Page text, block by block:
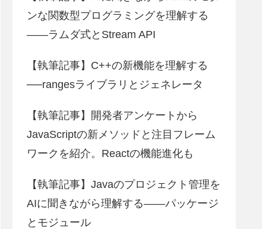
ンな関数型プログラミングを理解する
――ラムダ式とStream API
【執筆記事】C++の新機能を理解する
──rangesライブラリとジェネレータ
【執筆記事】開発者アンケートから
JavaScriptの新メソッドと注目フレーム
ワークを紹介。Reactの機能進化も
【執筆記事】Javaのプロジェクト管理を
AIに聞きながら理解する――パッケージ
とモジュール